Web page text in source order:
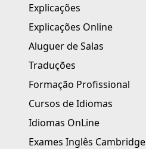
Explicações
Explicações Online
Aluguer de Salas
Traduções
Formação Profissional
Cursos de Idiomas
Idiomas OnLine
Exames Inglês Cambridge